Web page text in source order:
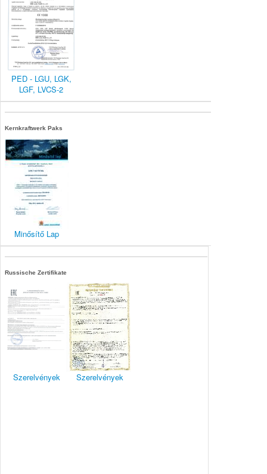
PED - LGU, LGK,
LGF, LVCS-2
Kernkraftwerk Paks
Minősítő Lap
Russische Zertifikate
Szerelvények Szerelvények